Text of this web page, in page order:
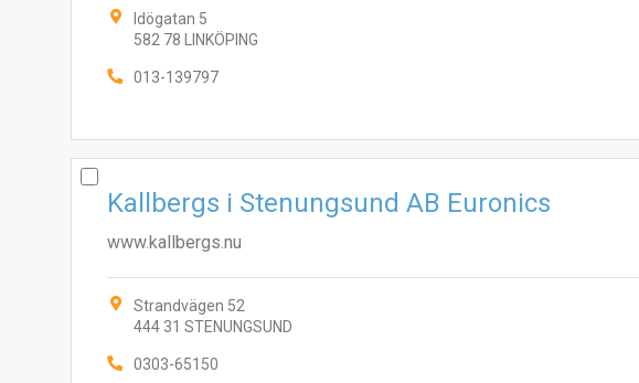
Idögatan 5
582 78 LINKÖPING
013-139797
Kallbergs i Stenungsund AB Euronics
www.kallbergs.nu
Strandvägen 52
444 31 STENUNGSUND
0303-65150